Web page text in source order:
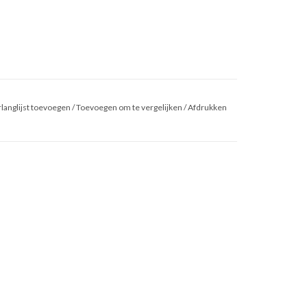
toevoegen /Toevoegen om te vergelijken /Afdrukken